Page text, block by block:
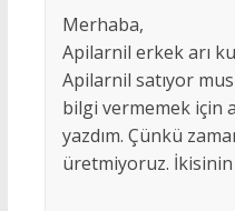
Merhaba,
Apilarnil erkek arı
Apilarnil satıyor
bilgi vermemek için
yazdım. Çünkü
üretmiyoruz. İkisinin